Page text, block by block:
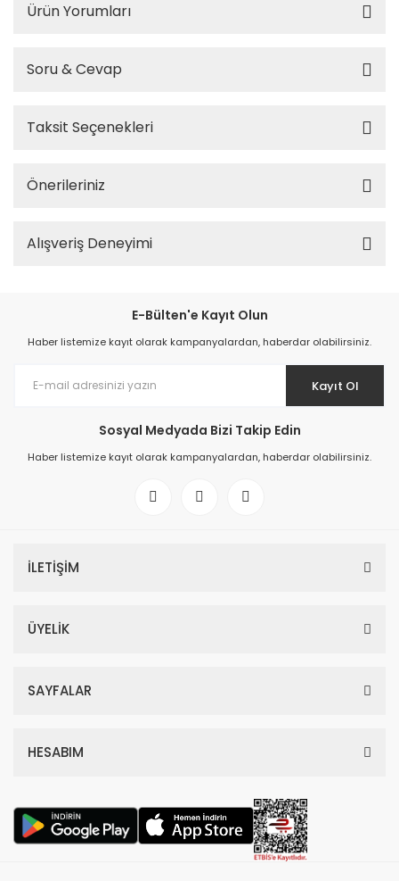
Ürün Yorumları
Soru & Cevap
Taksit Seçenekleri
Önerileriniz
Alışveriş Deneyimi
E-Bülten'e Kayıt Olun
Haber listemize kayıt olarak kampanyalardan, haberdar olabilirsiniz.
Kayıt Ol
Sosyal Medyada Bizi Takip Edin
Haber listemize kayıt olarak kampanyalardan, haberdar olabilirsiniz.
İLETİŞİM
ÜYELİK
SAYFALAR
HESABIM